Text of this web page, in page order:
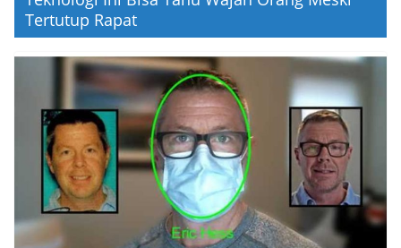
Tertutup Rapat